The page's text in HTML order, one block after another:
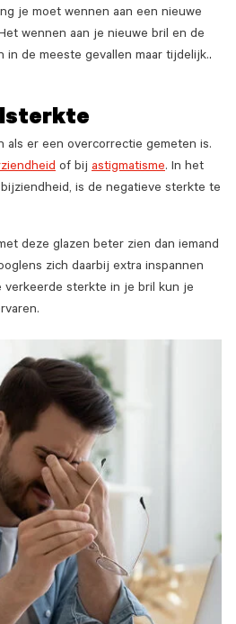
je moet wennen aan een nieuwe
wennen aan je nieuwe bril en de
de meeste gevallen maar tijdelijk..
als er een overcorrectie gemeten is.
of bij astigmatisme. In het
is de negatieve sterkte te
deze glazen beter zien dan iemand
zich daarbij extra inspannen
verkeerde sterkte in je bril kun je